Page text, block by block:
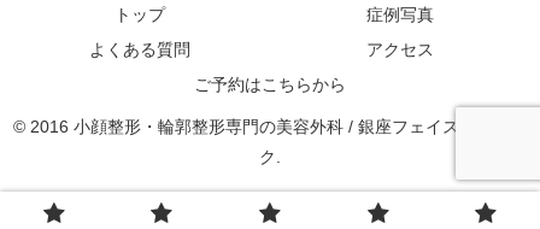
トップ
症例写真
よくある質問
アクセス
ご予約はこちらから
© 2016 小顔整形・輪郭整形専門の美容外科 / 銀座フェイスクリニッ
ク.